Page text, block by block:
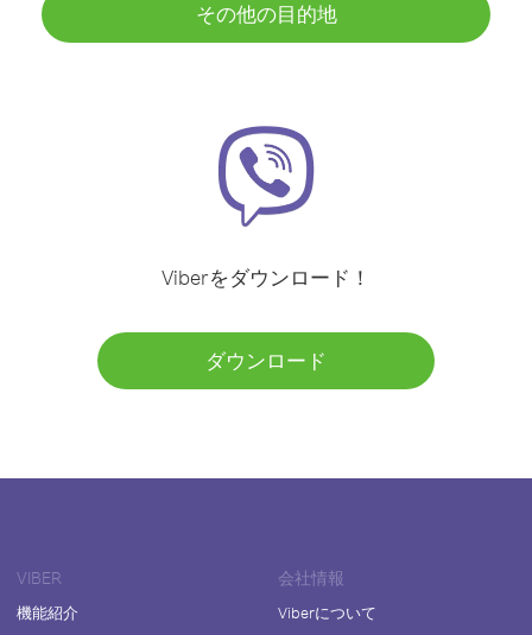
その他の目的地
Viberをダウンロード！
ダウンロード
VIBER
機能紹介
会社情報
Viberについて